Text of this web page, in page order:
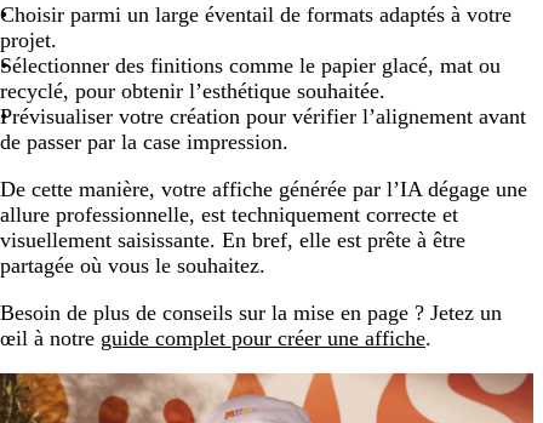
Choisir parmi un large éventail de formats adaptés à votre
projet.
Sélectionner des finitions comme le papier glacé, mat ou
recyclé, pour obtenir l’esthétique souhaitée.
Prévisualiser votre création pour vérifier l’alignement avant
de passer par la case impression.
De cette manière, votre affiche générée par l’IA dégage une
allure professionnelle, est techniquement correcte et
visuellement saisissante. En bref, elle est prête à être
partagée où vous le souhaitez.
Besoin de plus de conseils sur la mise en page ? Jetez un
œil à notre guide complet pour créer une affiche.